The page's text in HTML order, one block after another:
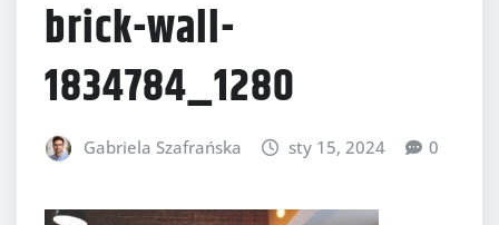
brick-wall-
1834784_1280
Gabriela Szafrańska sty 15, 2024 0